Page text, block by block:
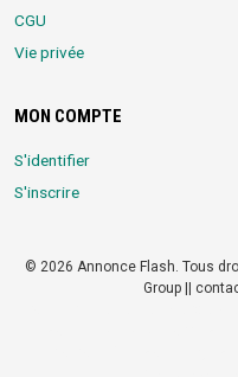
CGU
Vie privée
MON COMPTE
S'identifier
S'inscrire
© 2026 Annonce Flash. Tous
Group ||